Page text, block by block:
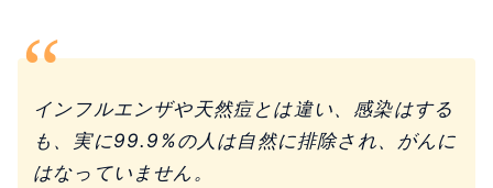
インフルエンザや天然痘とは違い、感染はする
も、実に99.9%の人は自然に排除され、がんに
はなっていません。